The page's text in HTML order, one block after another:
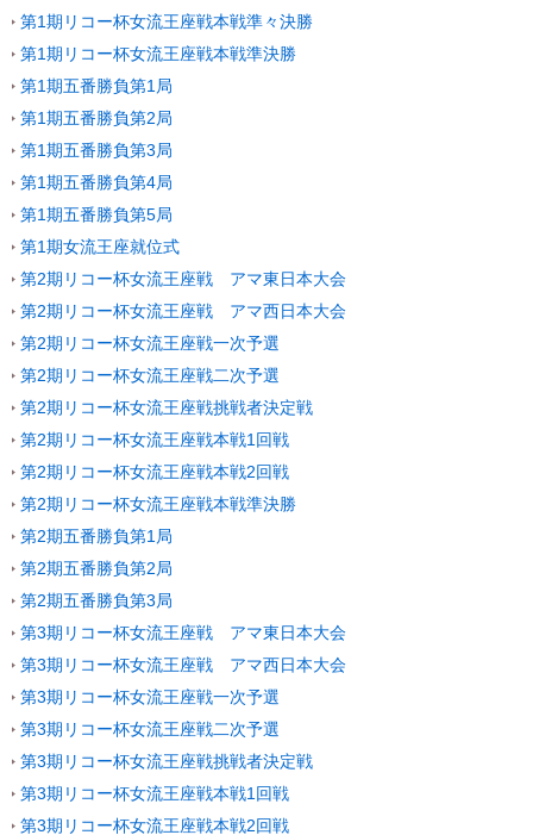
第1期リコー杯女流王座戦本戦準々決勝
第1期リコー杯女流王座戦本戦準決勝
第1期五番勝負第1局
第1期五番勝負第2局
第1期五番勝負第3局
第1期五番勝負第4局
第1期五番勝負第5局
第1期女流王座就位式
第2期リコー杯女流王座戦 アマ東日本大会
第2期リコー杯女流王座戦 アマ西日本大会
第2期リコー杯女流王座戦一次予選
第2期リコー杯女流王座戦二次予選
第2期リコー杯女流王座戦挑戦者決定戦
第2期リコー杯女流王座戦本戦1回戦
第2期リコー杯女流王座戦本戦2回戦
第2期リコー杯女流王座戦本戦準決勝
第2期五番勝負第1局
第2期五番勝負第2局
第2期五番勝負第3局
第3期リコー杯女流王座戦 アマ東日本大会
第3期リコー杯女流王座戦 アマ西日本大会
第3期リコー杯女流王座戦一次予選
第3期リコー杯女流王座戦二次予選
第3期リコー杯女流王座戦挑戦者決定戦
第3期リコー杯女流王座戦本戦1回戦
第3期リコー杯女流王座戦本戦2回戦